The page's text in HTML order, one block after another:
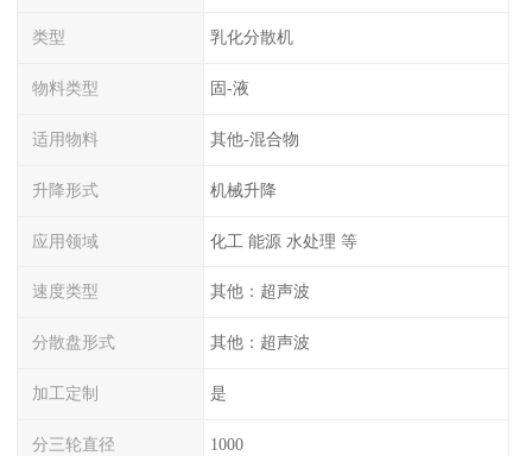
类型 乳化分散机
物料类型 固-液
适用物料 其他-混合物
升降形式 机械升降
应用领域 化工 能源 水处理 等
速度类型 其他：超声波
分散盘形式 其他：超声波
加工定制 是
分三轮直径 1000